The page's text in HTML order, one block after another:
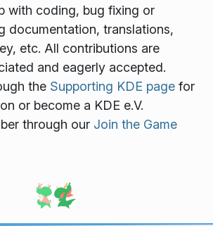
with coding, bug fixing or
documentation, translations,
etc. All contributions are
and eagerly accepted.
the Supporting KDE pagefor
or become a KDE e.V.
through our Join the Game